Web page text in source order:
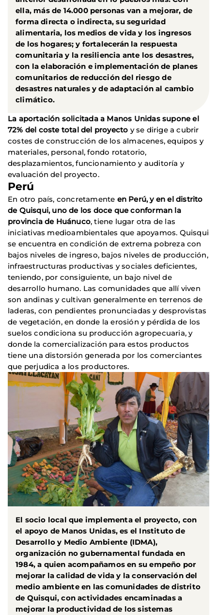
ella, más de 14.000 personas van a mejorar, de
forma directa o indirecta, su seguridad
alimentaria, los medios de vida y los ingresos
de los hogares; y fortalecerán la respuesta
comunitaria y la resiliencia ante los desastres,
con la elaboración e implementación de planes
comunitarios de reducción del riesgo de
desastres naturales y de adaptación al cambio
climático.
La aportación solicitada a Manos Unidas supone el
72% del coste total del proyecto y se dirige a cubrir
costes de construcción de los almacenes, equipos y
materiales, personal, fondo rotatorio,
desplazamientos, funcionamiento y auditoría y
evaluación del proyecto.
Perú
En otro país, concretamente en Perú, y en el distrito
de Quisqui, uno de los doce que conforman la
provincia de Huánuco, tiene lugar otra de las
iniciativas medioambientales que apoyamos. Quisqui
se encuentra en condición de extrema pobreza con
bajos niveles de ingreso, bajos niveles de producción,
infraestructuras productivas y sociales deficientes,
teniendo, por consiguiente, un bajo nivel de
desarrollo humano. Las comunidades que allí viven
son andinas y cultivan generalmente en terrenos de
laderas, con pendientes pronunciadas y desprovistas
de vegetación, en donde la erosión y pérdida de los
suelos condiciona su producción agropecuaria, y
donde la comercialización para estos productos
tiene una distorsión generada por los comerciantes
que perjudica a los productores.
El socio local que implementa el proyecto, con
el apoyo de Manos Unidas, es el Instituto de
Desarrollo y Medio Ambiente (IDMA),
organización no gubernamental fundada en
1984, a quien acompañamos en su empeño por
mejorar la calidad de vida y la conservación del
medio ambiente en las comunidades de distrito
de Quisqui, con actividades encaminadas a
mejorar la productividad de los sistemas